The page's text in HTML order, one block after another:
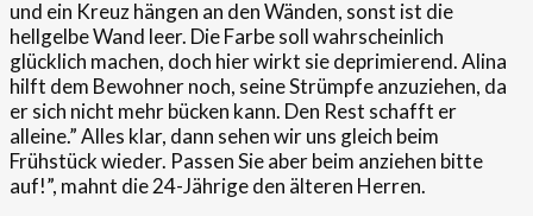
und ein Kreuz hängen an den Wänden, sonst ist die
hellgelbe Wand leer. Die Farbe soll wahrscheinlich
glücklich machen, doch hier wirkt sie deprimierend. Alina
hilft dem Bewohner noch, seine Strümpfe anzuziehen, da
er sich nicht mehr bücken kann. Den Rest schafft er
alleine.” Alles klar, dann sehen wir uns gleich beim
Frühstück wieder. Passen Sie aber beim anziehen bitte
auf!”, mahnt die 24-Jährige den älteren Herren.